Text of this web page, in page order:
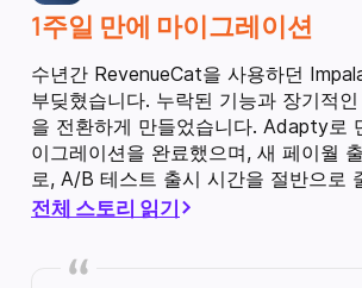
1주일 만에 마이그레이션
수년간 RevenueCat을 사용하던
부딪혔습니다. 누락된 기능과 장기적
을 전환하게 만들었습니다. Adapty로
이그레이션을 완료했으며, 새 페이월
로, A/B 테스트 출시 시간을 절반으로
전체 스토리 읽기